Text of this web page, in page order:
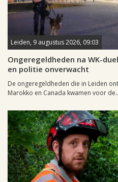
Leiden, 9 augustus 2026, 09:03
Ongeregeldheden na WK-
en politie onverwacht
De ongeregeldheden die in Leiden
Marokko en Canada kwamen voor